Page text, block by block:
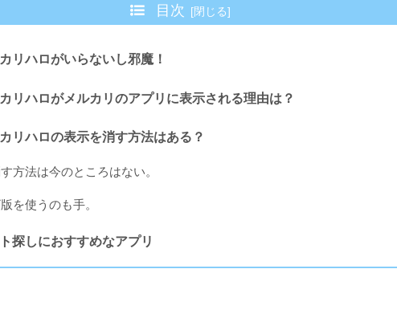
目次
リハロがいらないし邪魔！
リハロがメルカリのアプリに表示される理由は？
リハロの表示を消す方法はある？
方法は今のところはない。
を使うのも手。
探しにおすすめなアプリ